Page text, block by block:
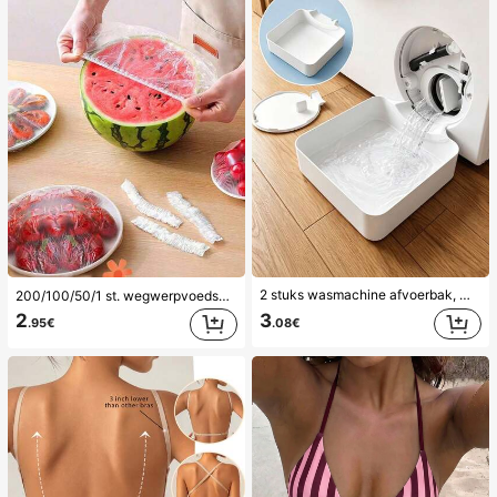
200/100/50/1 st. wegwerpvoedselfoliehoezen, douchekophoezen, multifunctionele wegwerpkrimpzakken, wegwerpschoenhoezen, verdikte keukenfolie, huishoudelijke koelkastvoedselbewaarhoezen, elastische stretchhoezen, dagelijks gebruik
2.95€
2 stuks wasmachine afvoerbak, waterdichte vloermat voor de wasruimte, anti-overloop anti-lek bak, duurzame wasmachine accessoires, schoonmaakbenodigdheden voor de wasruimte thuis & thuisorganisatie
3.08€